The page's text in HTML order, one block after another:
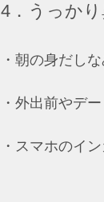
4．うっか
・朝の身だし
・外出前やデ
・スマホのイ